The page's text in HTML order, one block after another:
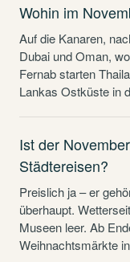
Wohin im
Auf die Kanaren,
Dubai und Oman,
Fernab starten
Lankas Ostküste in
Ist der
Städtereisen?
Preislich ja – er
überhaupt.
Museen leer. Ab
Weihnachtsmärkte